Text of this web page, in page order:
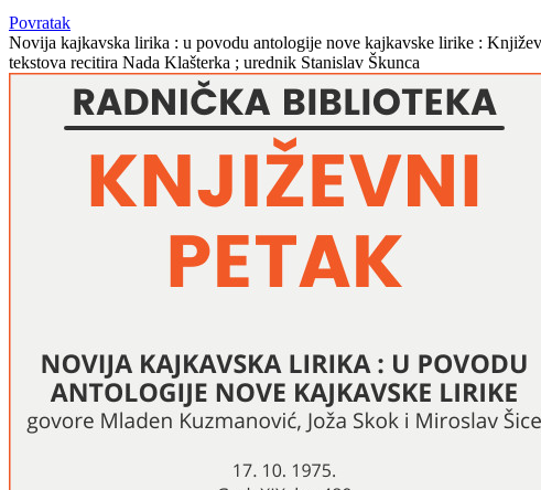
Povratak
Novija kajkavska lirika : u povodu antologije nove kajkavske lirike :
tekstova recitira Nada Klašterka ; urednik Stanislav Škunca